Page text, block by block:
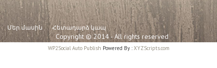
Մեր մասին Հետադարձ կապ
Copyright © 2014 - All rights reserved
WP2Social Auto Publish Powered By :XYZScripts.com